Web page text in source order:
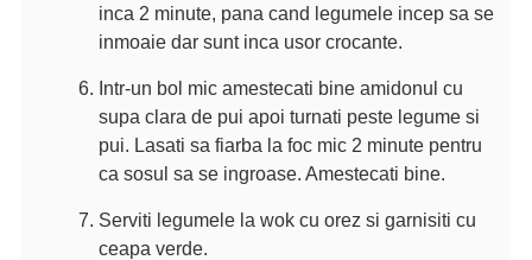
inca 2 minute, pana cand legumele incep sa se
inmoaie dar sunt inca usor crocante.
Intr-un bol mic amestecati bine amidonul cu
supa clara de pui apoi turnati peste legume si
pui. Lasati sa fiarba la foc mic 2 minute pentru
ca sosul sa se ingroase. Amestecati bine.
Serviti legumele la wok cu orez si garnisiti cu
ceapa verde.